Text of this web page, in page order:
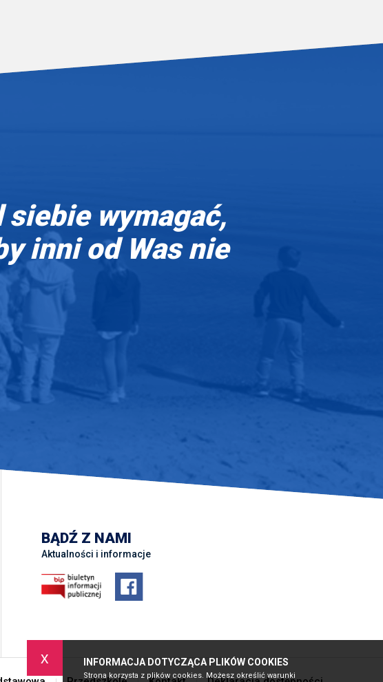
x INFORMACJA DOTYCZĄCA PLIKÓW COOKIES
Strona korzysta z plików cookies. Możesz określić warunki
wymagać,
inni od Was nie
BĄDŹ Z NAMI
Aktualności i informacje